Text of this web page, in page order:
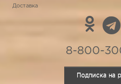
Доставка
8-800-
Подписка на